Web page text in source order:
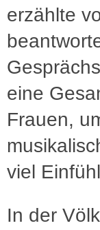
erzählte
eine
Frauen,
viel
In der